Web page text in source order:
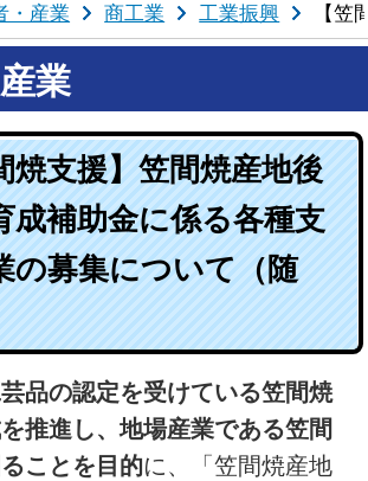
・産業 商工業 工業振興 【
業
焼支援】笠間焼産地後
成補助金に係る各種支
の募集について（随
品の認定を受けている笠間焼
推進し、地場産業である笠間
ことを目的に、「笠間焼産地